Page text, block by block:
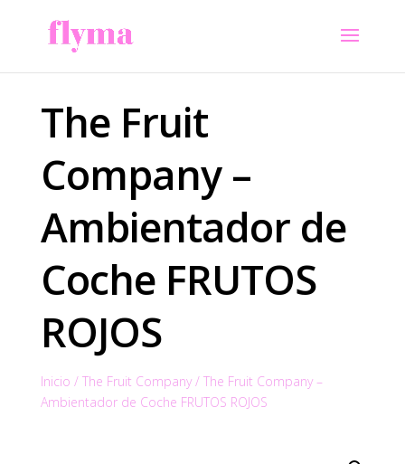
The Fruit
Company –
Ambientador de
Coche FRUTOS
ROJOS
Inicio / The Fruit Company/ The Fruit Company –
Ambientador de Coche FRUTOS ROJOS